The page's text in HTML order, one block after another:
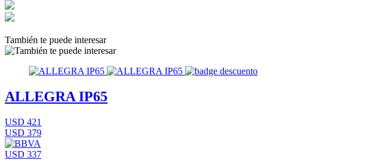
También te puede interesar
ALLEGRA IP65
USD 421
USD 379
USD 337